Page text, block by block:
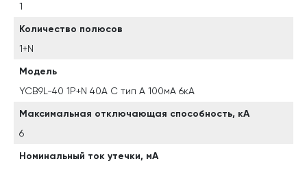
1
Количество полюсов
1+N
Модель
YCB9L-40 1P+N 40A C тип A 100мА 6кА
Максимальная отключающая способность, кА
6
Номинальный ток утечки, мА